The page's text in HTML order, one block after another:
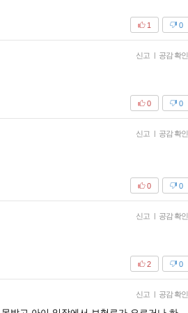
0
1
신고 | 공감 확인
0
0
신고 | 공감 확인
0
0
신고 | 공감 확인
0
2
신고 | 공감 확인